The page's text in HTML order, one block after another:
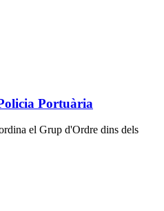
Portuària
el Grup d'Ordre dins dels